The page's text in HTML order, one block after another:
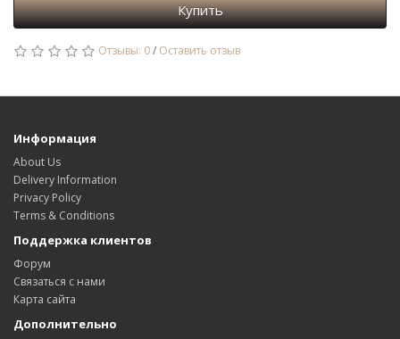
Купить
Отзывы: 0/ Оставить отзыв
Информация
About Us
Delivery Information
Privacy Policy
Terms & Conditions
Поддержка клиентов
Форум
Связаться с нами
Карта сайта
Дополнительно